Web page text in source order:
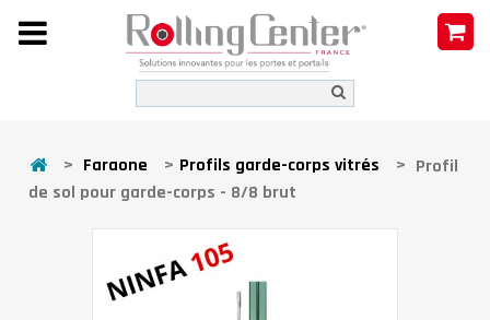
> Faraone > Profils garde-corps vitrés > Profil
de sol pour garde-corps - 8/8 brut